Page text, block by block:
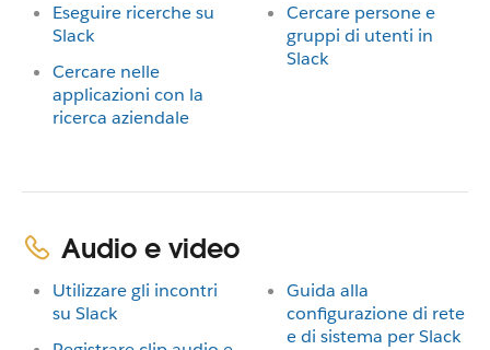
Eseguire ricerche su
Slack
Cercare nelle
applicazioni con la
ricerca aziendale
Cercare persone e
gruppi di utenti in
Slack
Audio e video
Utilizzare gli incontri
su Slack
Guida alla
configurazione di rete
e di sistema per Slack